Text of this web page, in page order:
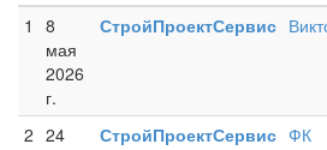
1
8
мая
2026
г.
СтройПроектСервис
2 24
СтройПроектСервис ФК